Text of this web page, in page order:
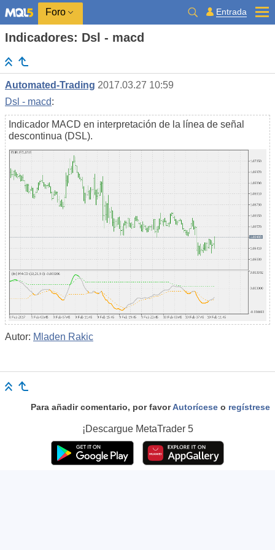
Foro Entrada
Indicadores: Dsl - macd
Automated-Trading 2017.03.27 10:59
Dsl - macd:
Indicador MACD en interpretación de la línea de señal
descontinua (DSL).
Autor: Mladen Rakic
Para añadir comentario, por favorAutorícese o regístrese
¡Descargue MetaTrader 5